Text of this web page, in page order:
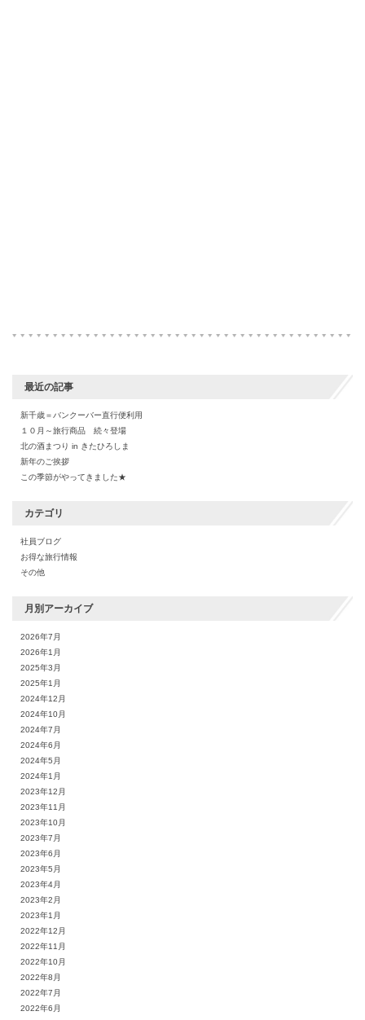
最近の記事
新千歳＝バンクーバー直行便利用
１０月～旅行商品 続々登場
北の酒まつり in きたひろしま
新年のご挨拶
この季節がやってきました★
カテゴリ
社員ブログ
お得な旅行情報
その他
月別アーカイブ
2026年7月
2026年1月
2025年3月
2025年1月
2024年12月
2024年10月
2024年7月
2024年6月
2024年5月
2024年1月
2023年12月
2023年11月
2023年10月
2023年7月
2023年6月
2023年5月
2023年4月
2023年2月
2023年1月
2022年12月
2022年11月
2022年10月
2022年8月
2022年7月
2022年6月